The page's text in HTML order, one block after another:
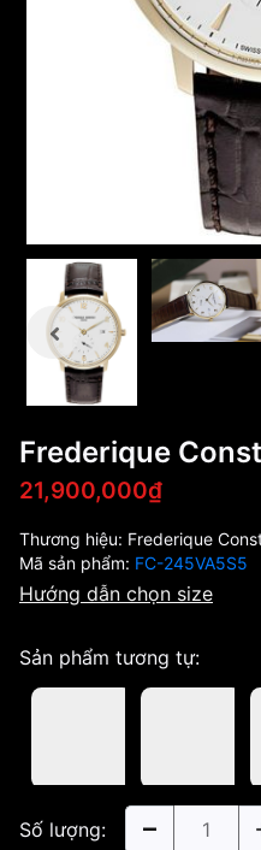
Frederique
21,900,000₫
Thương hiệu: Frederique
Mã sản phẩm: FC-245VA5S5
Hướng dẫn chọn size
Sản phẩm tương tự:
Số lượng: